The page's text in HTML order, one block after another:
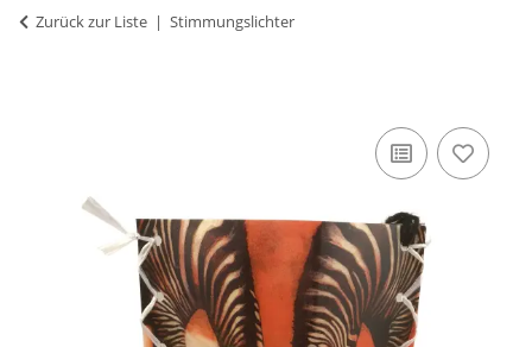
Zurück zur Liste Stimmungslichter